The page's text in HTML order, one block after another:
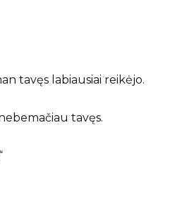
tavęs labiausiai reikėjo.
tavęs.